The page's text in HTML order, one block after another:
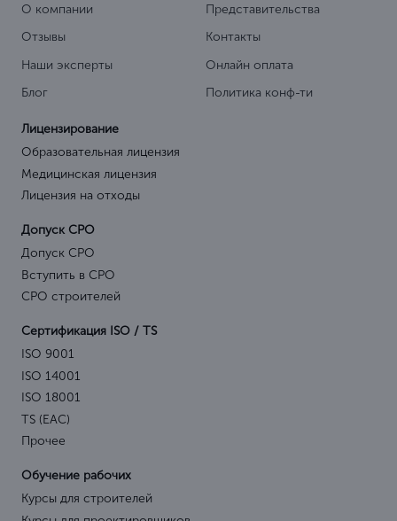
О компании
Отзывы
Наши эксперты
Блог
Представительства
Контакты
Онлайн оплата
Политика конф-ти
Лицензирование
Образовательная лицензия
Медицинская лицензия
Лицензия на отходы
Допуск СРО
Допуск СРО
Вступить в СРО
СРО строителей
Сертификация ISO / TS
ISO 9001
ISO 14001
ISO 18001
TS (EAC)
Прочее
Обучение рабочих
Курсы для строителей